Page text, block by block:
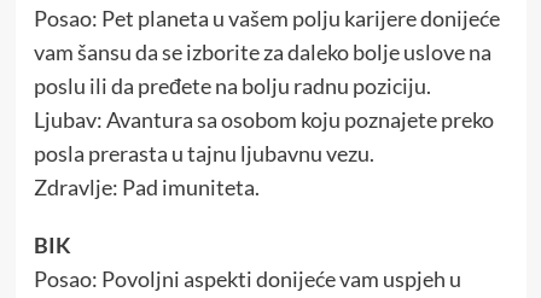
Posao: Pet planeta u vašem polju karijere donijeće
vam šansu da se izborite za daleko bolje uslove na
poslu ili da pređete na bolju radnu poziciju.
Ljubav: Avantura sa osobom koju poznajete preko
posla prerasta u tajnu ljubavnu vezu.
Zdravlje: Pad imuniteta.
BIK
Posao: Povoljni aspekti donijeće vam uspjeh u